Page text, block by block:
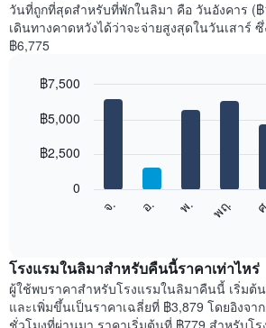
เฉลี่ย
ของ
ห้อง
ใน
เดือน
เดือน
แผนภูมิ
มี
แกน
วันที่ถูกที่สุดสำหรับที่พักในลิมา คือ วันอังคาร (
เดินทางคาดหวังได้ว่าจะจ่ายสูงสุดในวันเสาร์
฿6,775
chart
bars.
แผนภูมิ
แสดง
ราคา
เฉลี่ย
ของ
graphic.
จ. อ. พ. พฤ.
0
฿2,500
฿5,000
฿7,500
โรงแรมในลิมาสำหรับคืนนี้ราคาเท่าไหร่
ผู้ใช้พบราคาสำหรับโรงแรมในลิมาคืนนี้ เริ่มต้
และเพิ่มขึ้นเป็นราคาเฉลี่ยที่ ฿3,879 โดยอิงจา